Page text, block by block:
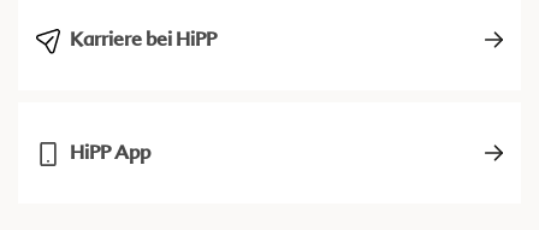
Karriere bei HiPP
HiPP App